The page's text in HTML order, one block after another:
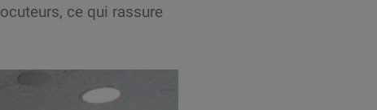
ce qui rassure